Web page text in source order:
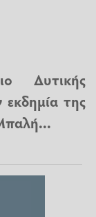
Δυτικής
της